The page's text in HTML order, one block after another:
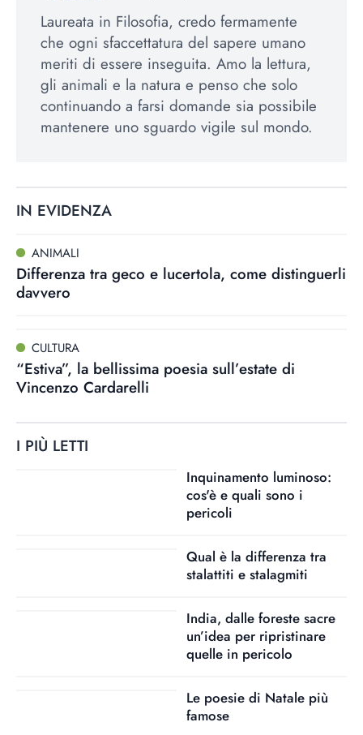
Laureata in Filosofia, credo fermamente
che ogni sfaccettatura del sapere umano
meriti di essere inseguita. Amo la lettura,
gli animali e la natura e penso che solo
continuando a farsi domande sia possibile
mantenere uno sguardo vigile sul mondo.
IN EVIDENZA
ANIMALI
Differenza tra geco e lucertola, come distinguerli
davvero
CULTURA
“Estiva”, la bellissima poesia sull’estate di
Vincenzo Cardarelli
I PIÙ LETTI
Inquinamento luminoso:
cos'è e quali sono i
pericoli
Qual è la differenza tra
stalattiti e stalagmiti
India, dalle foreste sacre
un’idea per ripristinare
quelle in pericolo
Le poesie di Natale più
famose